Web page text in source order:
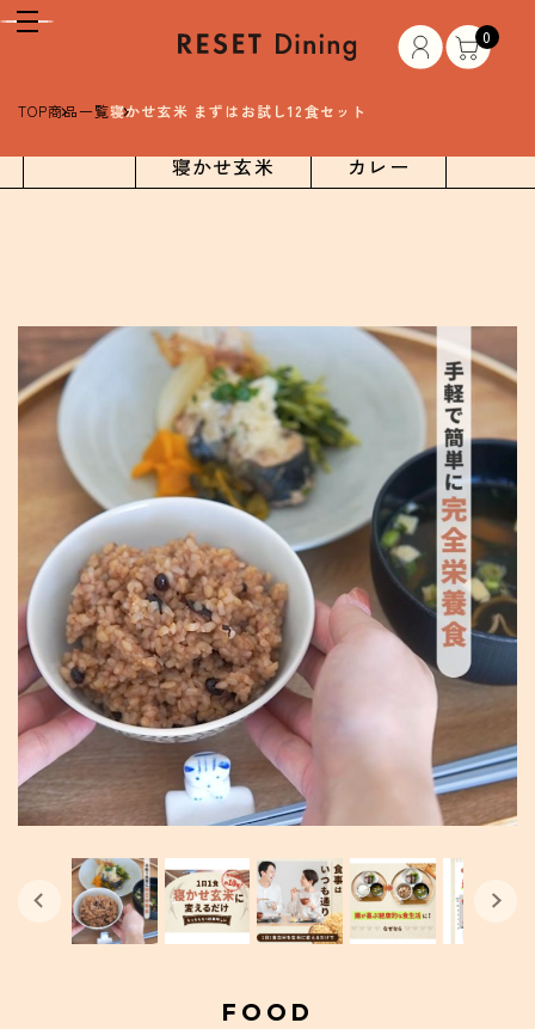
0
TOP商品一覧寝かせ玄米 まずはお試し12食セット
ALL 寝かせ玄米 カレー
FOOD